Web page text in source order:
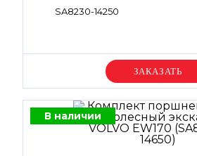
SA8230-14250
Уточняйте цену
В наличии